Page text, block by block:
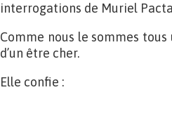
interrogations de Muriel
Comme nous le sommes
d’un être cher.
Elle confie :